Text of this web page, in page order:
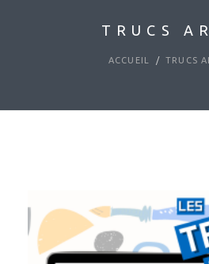
TRUCS
ACCUEIL TRUCS